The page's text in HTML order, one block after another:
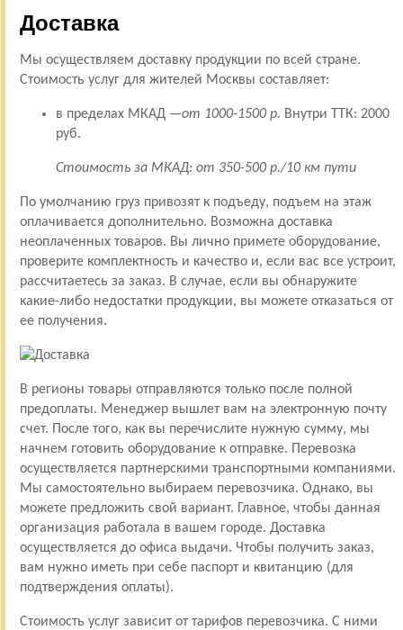
Доставка
Мы осуществляем доставку продукции по всей стране.
Стоимость услуг для жителей Москвы составляет:
в пределах МКАД —от 1000-1500 р. Внутри ТТК: 2000
руб.
Стоимость за МКАД: от 350-500 р./10 км пути
По умолчанию груз привозят к подъеду, подъем на этаж
оплачивается дополнительно. Возможна доставка
неоплаченных товаров. Вы лично примете оборудование,
проверите комплектность и качество и, если вас все устроит,
рассчитаетесь за заказ. В случае, если вы обнаружите
какие-либо недостатки продукции, вы можете отказаться от
ее получения.
В регионы товары отправляются только после полной
предоплаты. Менеджер вышлет вам на электронную почту
счет. После того, как вы перечислите нужную сумму, мы
начнем готовить оборудование к отправке. Перевозка
осуществляется партнерскими транспортными компаниями.
Мы самостоятельно выбираем перевозчика. Однако, вы
можете предложить свой вариант. Главное, чтобы данная
организация работала в вашем городе. Доставка
осуществляется до офиса выдачи. Чтобы получить заказ,
вам нужно иметь при себе паспорт и квитанцию (для
подтверждения оплаты).
Стоимость услуг зависит от тарифов перевозчика. С ними